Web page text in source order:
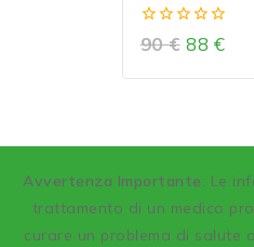
0
out
90€ 88 €
Avvertenza Importante: Le
trattamento di un medico
curare un problema di salute